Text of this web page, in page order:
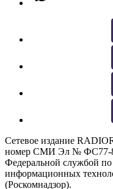
Сетевое издание
номер СМИ Эл № ФС77-
Федеральной службой по
информационных
(Роскомнадзор).